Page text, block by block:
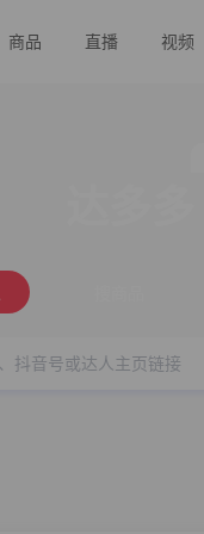
商品 直播 视频